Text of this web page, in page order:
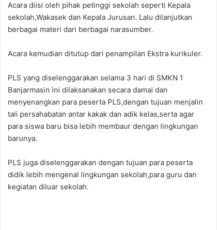
Acara diisi oleh pihak petinggi sekolah seperti Kepala
sekolah,Wakasek dan Kepala Jurusan. Lalu dilanjutkan
berbagai materi dari berbagai narasumber.
Acara kemudian ditutup dari penampilan Ekstra kurikuler.
PLS yang diselenggarakan selama 3 hari di SMKN 1
Banjarmasin ini dilaksanakan secara damai dan
menyenangkan para peserta PLS,dengan tujuan menjalin
tali persahabatan antar kakak dan adik kelas,serta agar
para siswa baru bisa lebih membaur dengan lingkungan
barunya.
PLS juga diselenggarakan dengan tujuan para peserta
didik lebih mengenal lingkungan sekolah,para guru dan
kegiatan diluar sekolah.